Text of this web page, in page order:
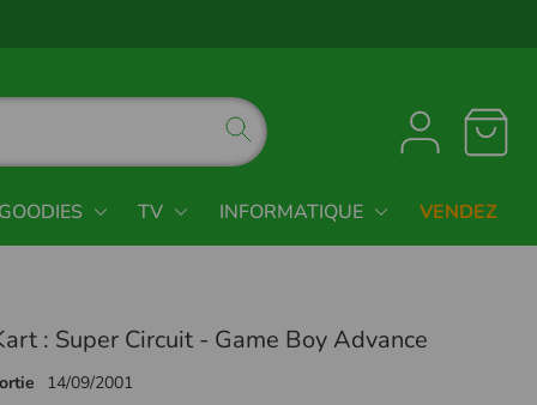
TV INFORMATIQUE VENDEZ
: Super Circuit - Game Boy Advance
14/09/2001